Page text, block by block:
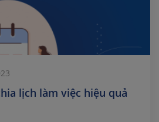
lịch làm việc hiệu quả